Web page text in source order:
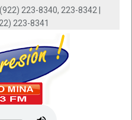
223-8340, 223-8342 |
223-8341